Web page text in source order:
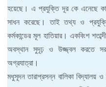
হয়েছে। এ প্রযুক্তি দূর কে এনেছে
সাধন করেছে। তাই তথ্য ও
কর্মকান্ডের মূল হাতিয়ার। একবিংশ
অবস্থান সুদূঢ় ও উজ্জ্বল করতে
অগ্রযাত্রা।
মধুসূদন তারাপ্রসন্ন বালিকা